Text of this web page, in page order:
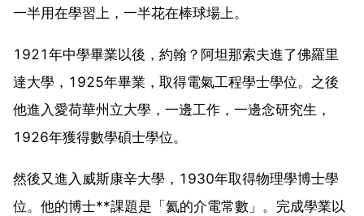
一半用在學習上，一半花在棒球場上。
1921年中學畢業以後，約翰？阿坦那索夫進了佛羅里
達大學，1925年畢業，取得電氣工程學士學位。之後
他進入愛荷華州立大學，一邊工作，一邊念研究生，
1926年獲得數學碩士學位。
然後又進入威斯康辛大學，1930年取得物理學博士學
位。他的博士**課題是「氦的介電常數」。完成學業以